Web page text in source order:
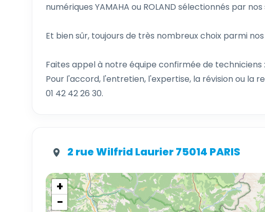
numériques YAMAHA ou ROLAND sélectionnés par nos
Et bien sûr, toujours de très nombreux choix parmi
Faites appel à notre équipe confirmée de techniciens :
Pour l'accord, l'entretien, l'expertise, la révision ou la
01 42 42 26 30.
2 rue Wilfrid Laurier 75014 PARIS
+
−